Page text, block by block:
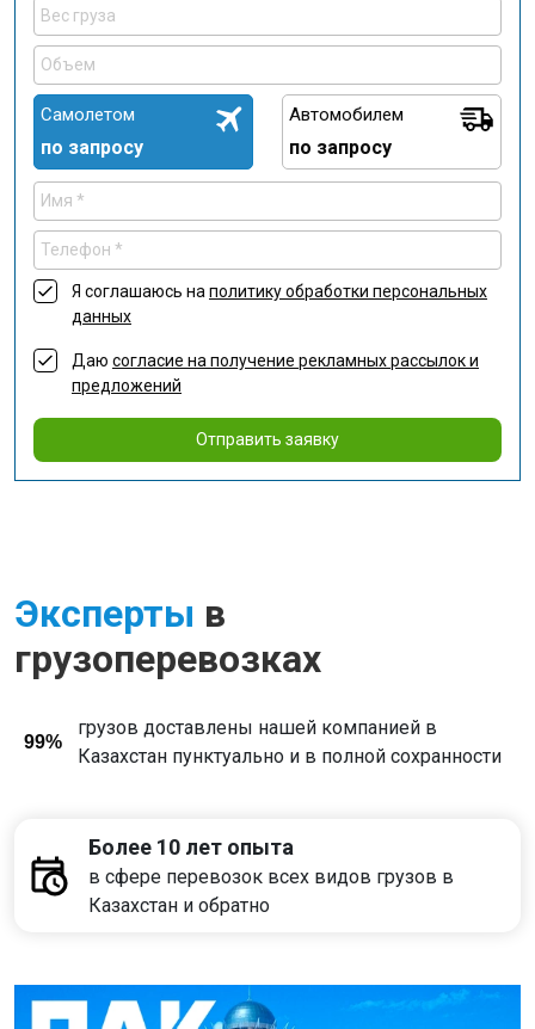
Самолетом
по запросу
Автомобилем
по запросу
Я соглашаюсь наполитику обработки персональных
данных
Даю согласие на получение рекламных рассылок и
предложений
Отправить заявку
Эксперты в
грузоперевозках
99%
грузов доставлены нашей компанией в
Казахстан пунктуально и в полной сохранности
Более 10 лет опыта
в сфере перевозок всех видов грузов в
Казахстан и обратно